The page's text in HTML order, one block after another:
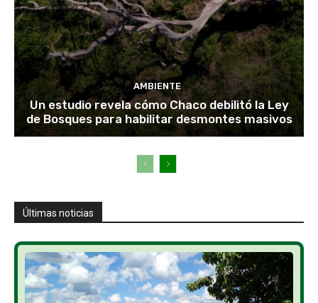
AMBIENTE
Un estudio revela cómo Chaco debilitó la Ley
de Bosques para habilitar desmontes masivos
Últimas noticias